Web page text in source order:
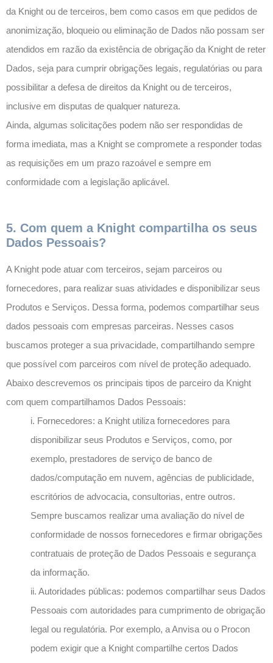
da Knight ou de terceiros, bem como casos em que pedidos de
anonimização, bloqueio ou eliminação de Dados não possam ser
atendidos em razão da existência de obrigação da Knight de reter
Dados, seja para cumprir obrigações legais, regulatórias ou para
possibilitar a defesa de direitos da Knight ou de terceiros,
inclusive em disputas de qualquer natureza.
Ainda, algumas solicitações podem não ser respondidas de
forma imediata, mas a Knight se compromete a responder todas
as requisições em um prazo razoável e sempre em
conformidade com a legislação aplicável.
5. Com quem a Knight compartilha os seus
Dados Pessoais?
A Knight pode atuar com terceiros, sejam parceiros ou
fornecedores, para realizar suas atividades e disponibilizar seus
Produtos e Serviços. Dessa forma, podemos compartilhar seus
dados pessoais com empresas parceiras. Nesses casos
buscamos proteger a sua privacidade, compartilhando sempre
que possível com parceiros com nível de proteção adequado.
Abaixo descrevemos os principais tipos de parceiro da Knight
com quem compartilhamos Dados Pessoais:
i. Fornecedores: a Knight utiliza fornecedores para
disponibilizar seus Produtos e Serviços, como, por
exemplo, prestadores de serviço de banco de
dados/computação em nuvem, agências de publicidade,
escritórios de advocacia, consultorias, entre outros.
Sempre buscamos realizar uma avaliação do nível de
conformidade de nossos fornecedores e firmar obrigações
contratuais de proteção de Dados Pessoais e segurança
da informação.
ii. Autoridades públicas: podemos compartilhar seus Dados
Pessoais com autoridades para cumprimento de obrigação
legal ou regulatória. Por exemplo, a Anvisa ou o Procon
podem exigir que a Knight compartilhe certos Dados